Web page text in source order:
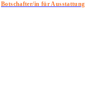
Botschafter/in für Ausstattung